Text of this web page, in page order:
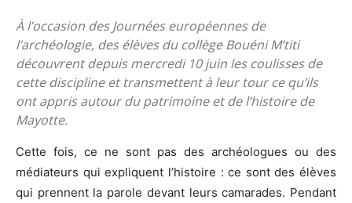
À l’occasion des Journées européennes de
l’archéologie, des élèves du collège Bouéni M’titi
découvrent depuis mercredi 10 juin les coulisses de
cette discipline et transmettent à leur tour ce qu’ils
ont appris autour du patrimoine et de l’histoire de
Mayotte.
Cette fois, ce ne sont pas des archéologues ou des
médiateurs qui expliquent l’histoire : ce sont des élèves
qui prennent la parole devant leurs camarades. Pendant